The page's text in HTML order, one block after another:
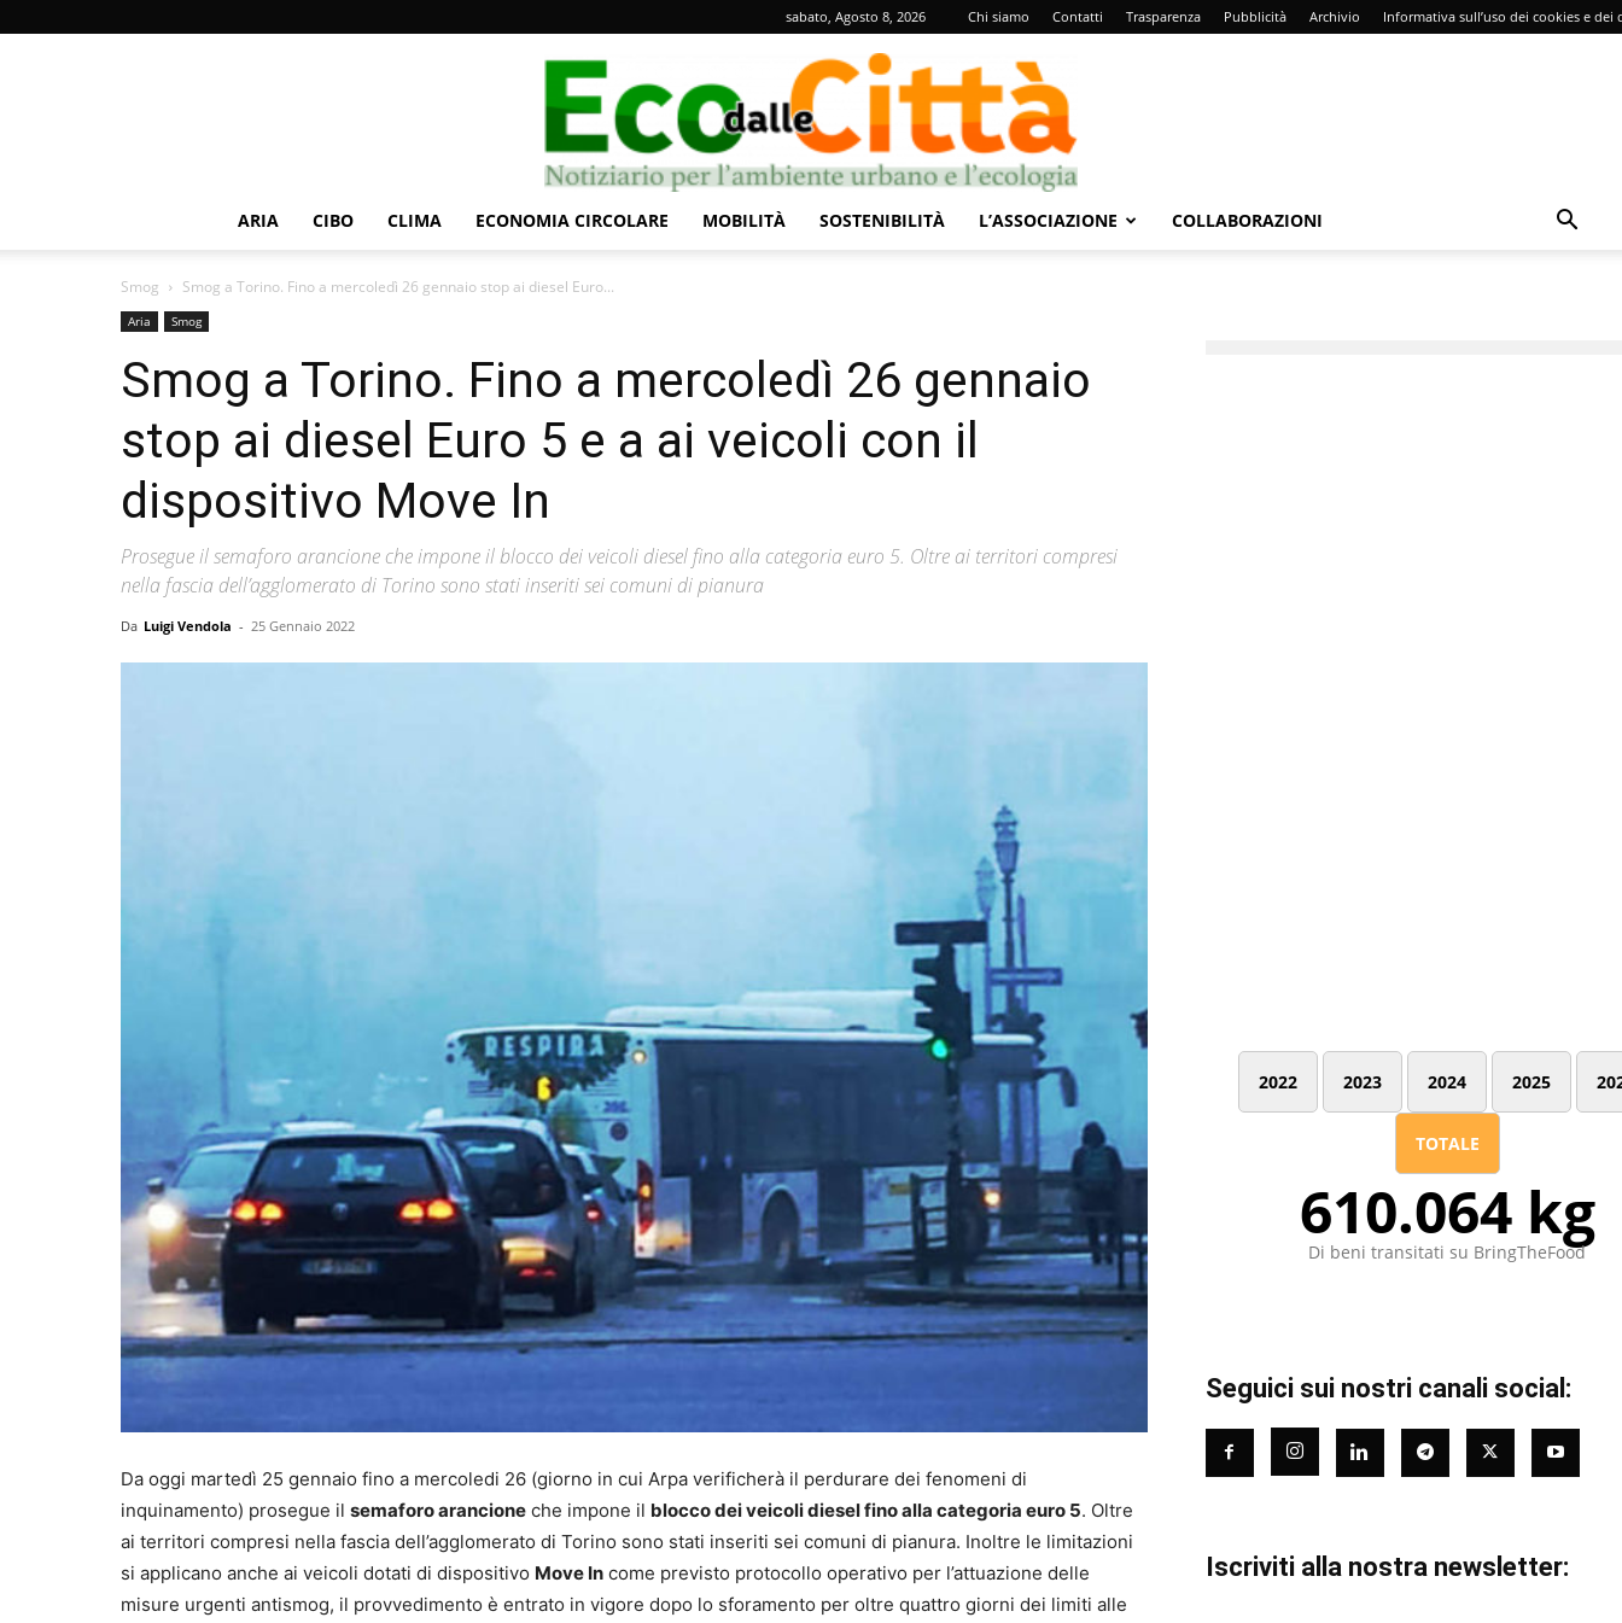
sabato, Agosto 8, 2026 Chi siamo Contatti Trasparenza Pubblicità Archivio Informativa sull’uso dei cookies e dei
dalle
ARIA CIBO CLIMA ECONOMIA CIRCOLARE MOBILITÀ SOSTENIBILITÀ L’ASSOCIAZIONE COLLABORAZIONI
Smog Smog a Torino. Fino a mercoledì 26 gennaio stop ai diesel Euro...
Aria Smog
Smog a Torino. Fino a mercoledì 26 gennaio
stop ai diesel Euro 5 e a ai veicoli con il
dispositivo Move In
Prosegue il semaforo arancione che impone il blocco dei veicoli diesel fino alla categoria euro 5. Oltre ai territori compresi
nella fascia dell’agglomerato di Torino sono stati inseriti sei comuni di pianura
Da Luigi Vendola - 25 Gennaio 2022
Da oggi martedì 25 gennaio fino a mercoledi 26 (giorno in cui Arpa verificherà il perdurare dei fenomeni di
inquinamento) prosegue il semaforo arancione che impone il blocco dei veicoli diesel fino alla categoria euro 5. Oltre
ai territori compresi nella fascia dell’agglomerato di Torino sono stati inseriti sei comuni di pianura. Inoltre le limitazioni
si applicano anche ai veicoli dotati di dispositivo Move In come previsto protocollo operativo per l’attuazione delle
misure urgenti antismog, il provvedimento è entrato in vigore dopo lo sforamento per oltre quattro giorni dei limiti alle
2022 2023 2024 2025
TOTALE
610.064 kg
Di beni transitati su BringTheFood
Seguici sui nostri canali social:
Iscriviti alla nostra newsletter: